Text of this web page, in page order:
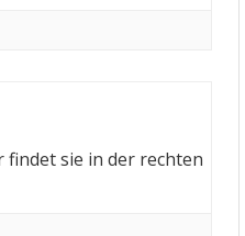
findet sie in der rechten